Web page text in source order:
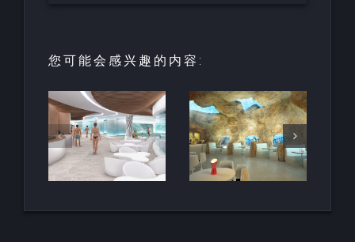
您可能会感兴趣的内容:
用于亲水建
筑的室内人
造岩石
天然梯田泳
池